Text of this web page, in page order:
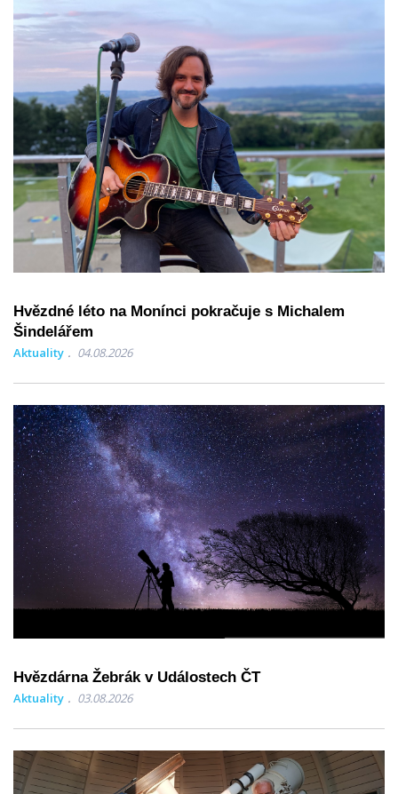
Hvězdné léto na Monínci pokračuje s Michalem
Šindelářem
Aktuality 04.08.2026
Hvězdárna Žebrák v Událostech ČT
Aktuality 03.08.2026